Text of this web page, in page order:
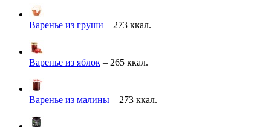
Варенье из груши – 273 ккал.
Варенье из яблок – 265 ккал.
Варенье из малины – 273 ккал.